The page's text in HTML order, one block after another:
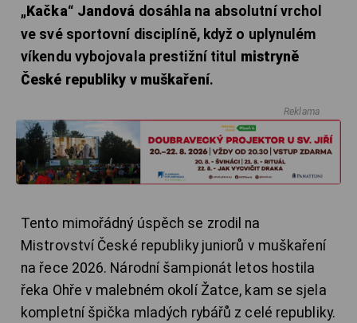
„Kačka“ Jandová dosáhla na absolutní vrchol
ve své sportovní disciplíně, když o uplynulém
víkendu vybojovala prestižní titul mistryně
České republiky v muškaření.
Reklama
Tento mimořádný úspěch se zrodil na
Mistrovství České republiky juniorů v muškaření
na řece 2026. Národní šampionát letos hostila
řeka Ohře v malebném okolí Žatce, kam se sjela
kompletní špička mladých rybářů z celé republiky.